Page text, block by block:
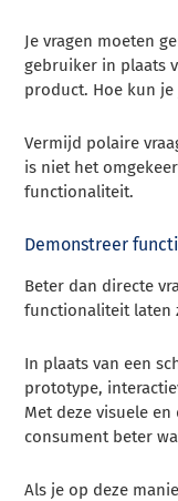
Je vragen moeten
gebruiker in plaats
product. Hoe kun
Vermijd polaire
is niet het
functionaliteit.
Demonstreer
Beter dan directe
functionaliteit laten
In plaats van een
prototype,
Met deze visuele
consument beter
Als je op deze